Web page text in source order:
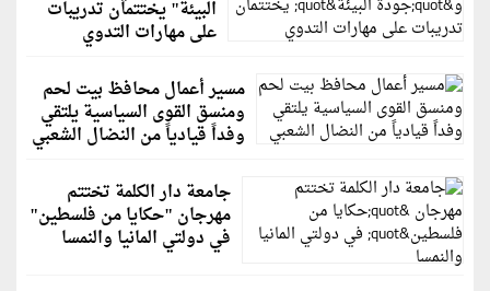
البيئة" يختتمان تدريبات
على مهارات التدوي
مسير أعمال محافظ بيت لحم
ومنسق القوى السياسية يلتقي
وفداً قيادياً من النضال الشعبي
جامعة دار الكلمة تختتم
مهرجان "حكايا من فلسطين"
في دولتي المانيا والنمسا